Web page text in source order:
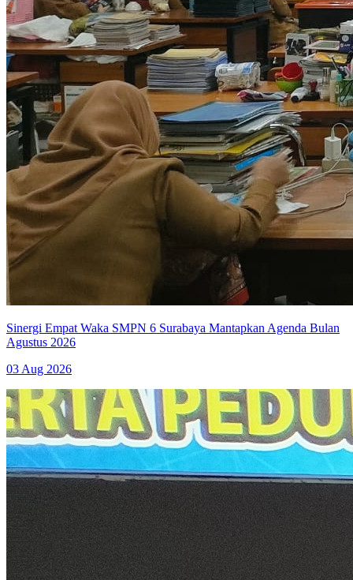
Sinergi Empat Waka SMPN 6 Surabaya Mantapkan Agenda Bulan
Agustus 2026
03 Aug 2026